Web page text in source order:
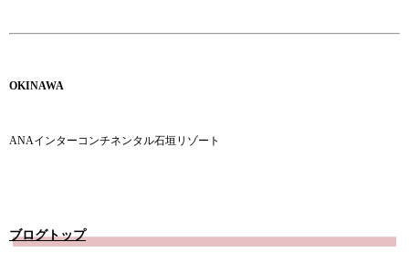
OKINAWA
ANAインターコンチネンタル石垣リゾート
ブログトップ